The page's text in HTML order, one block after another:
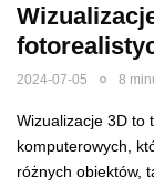
2024-07-05 8
Wizualizacje 3D to
komputerowych,
różnych obiektów,